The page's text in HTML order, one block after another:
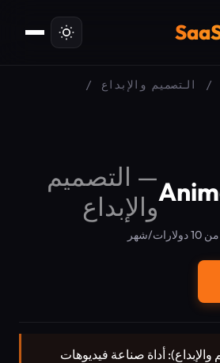
/ التصميم والإبداع
/
— التصميم
والإبداع
شهر
والإبداع): أداة صناعة فيديوهات